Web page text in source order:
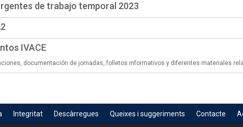
de trabajo temporal 2023
IVACE
documentación de jornadas, folletos informativos y diferentes materiales
Integritat Descàrregues Queixes i suggeriments Contacte